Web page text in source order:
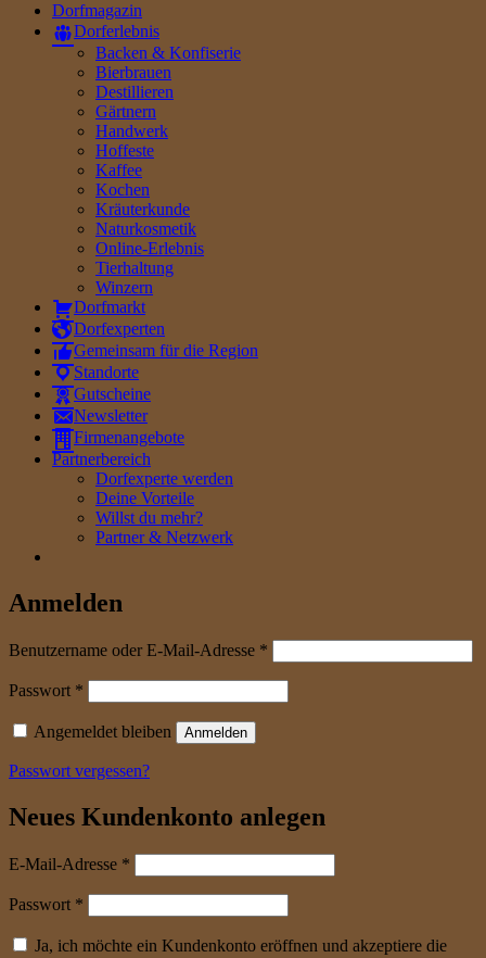
Dorfmagazin
Dorferlebnis
Backen & Konfiserie
Bierbrauen
Destillieren
Gärtnern
Handwerk
Hoffeste
Kaffee
Kochen
Kräuterkunde
Naturkosmetik
Online-Erlebnis
Tierhaltung
Winzern
Dorfmarkt
Dorfexperten
Gemeinsam für die Region
Standorte
Gutscheine
Newsletter
Firmenangebote
Partnerbereich
Dorfexperte werden
Deine Vorteile
Willst du mehr?
Partner & Netzwerk
Anmelden
Benutzername oder E-Mail-Adresse *
Passwort *
Angemeldet bleiben Anmelden
Passwort vergessen?
Neues Kundenkonto anlegen
E-Mail-Adresse *
Passwort *
Ja, ich möchte ein Kundenkonto eröffnen und akzeptiere die